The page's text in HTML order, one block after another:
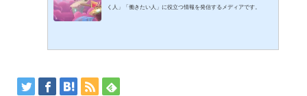
く人」「働きたい人」に役立つ情報を発信するメディアです。